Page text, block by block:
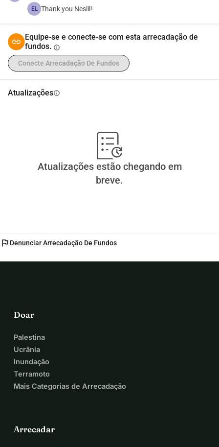
EL Thank you Neslil!
Equipe-se e conecte-se com esta arrecadação de
fundos. info
Conecte Arrecadação De Fundos
Atualizaçõesinfo
Atualizações estão chegando em
breve.
flag Denunciar Arrecadação De Fundos
Doar
Palestina
Ucrânia
Inundação
Terramoto
Mais Categorias de Arrecadação
Arrecadar